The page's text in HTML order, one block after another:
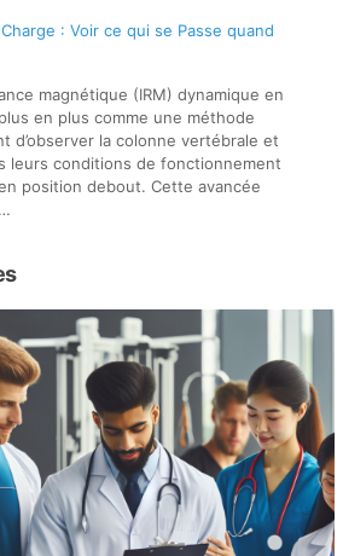
Charge : Voir ce qui se Passe quand
magnétique (IRM) dynamique en
en plus comme une méthode
d’observer la colonne vertébrale et
leurs conditions de fonctionnement
position debout. Cette avancée